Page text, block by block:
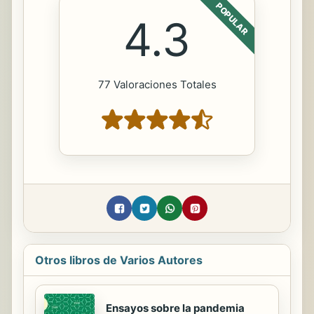
POPULAR
4.3
77 Valoraciones Totales
Otros libros de Varios Autores
Ensayos sobre la pandemia